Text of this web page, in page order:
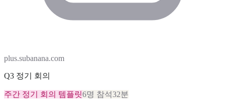
plus.subanana.com
Q3 정기 회의
주간 정기 회의 템플릿6명 참석32분